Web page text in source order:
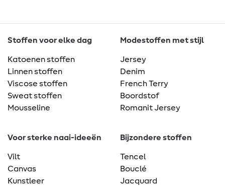
Stoffen voor elke dag
Katoenen stoffen
Linnen stoffen
Viscose stoffen
Sweat stoffen
Mousseline
Modestoffen met stijl
Jersey
Denim
French Terry
Boordstof
Romanit Jersey
Voor sterke naai-ideeën
Vilt
Canvas
Kunstleer
Bijzondere stoffen
Tencel
Bouclé
Jacquard